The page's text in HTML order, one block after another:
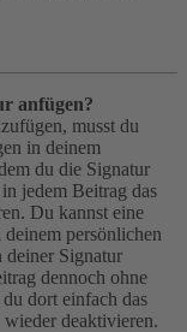
anfügen?
musst du
in deinem
du die Signatur
jedem Beitrag das
Du kannst eine
persönlichen
deiner Signatur
dennoch ohne
dort einfach das
deaktivieren.